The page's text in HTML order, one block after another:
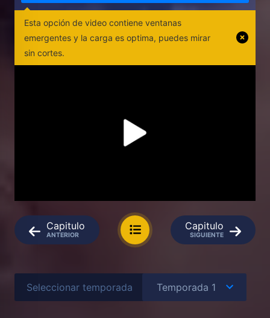
Esta opción de video contiene ventanas
emergentes y la carga es optima, puedes mirar
sin cortes.
Capitulo
ANTERIOR
Capitulo
SIGUIENTE
Seleccionar temporada